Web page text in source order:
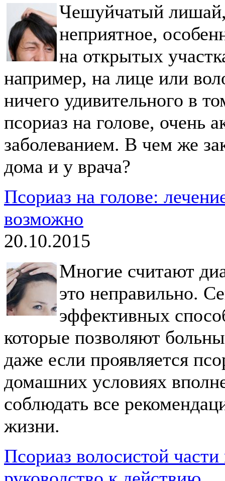
Чешуйчатый лишай,
неприятное,
на открытых
например, на лице или
ничего удивительного в
псориаз на голове, очень
заболеванием. В чем же
дома и у врача?
Псориаз на голове:
возможно
20.10.2015
Многие считают
это неправильно.
эффективных
которые позволяют
даже если проявляется
домашних условиях
соблюдать все
жизни.
Псориаз волосистой